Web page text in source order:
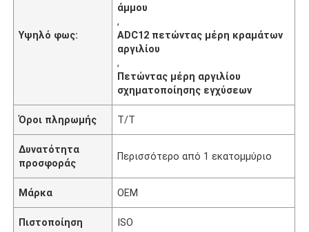
Υψηλό φως:
άμμου
,
ADC12 πετώντας μέρη κραμάτων
αργιλίου
,
Πετώντας μέρη αργιλίου
σχηματοποίησης εγχύσεων
Όροι πληρωμής T/T
Δυνατότητα
προσφοράς
Περισσότερο από 1 εκατομμύριο
Μάρκα OEM
Πιστοποίηση ISO